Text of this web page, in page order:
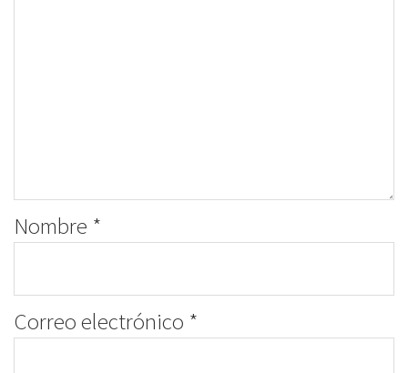
Nombre *
Correo electrónico *